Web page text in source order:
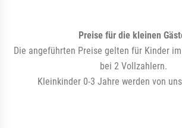
Preise für die kleinen
Die angeführten Preise gelten für Kinder
bei 2 Vollzahlern.
Kleinkinder 0-3 Jahre werden von